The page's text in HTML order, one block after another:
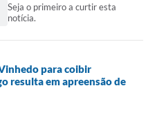
Seja o primeiro a curtir esta
notícia.
para coibir
resulta em apreensão de